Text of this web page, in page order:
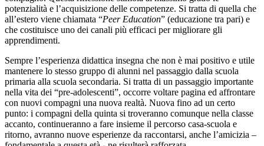
potenzialità e l’acquisizione delle competenze. Si tratta di quella che
all’estero viene chiamata “Peer Education” (educazione tra pari) e
che costituisce uno dei canali più efficaci per migliorare gli
apprendimenti.
Sempre l’esperienza didattica insegna che non è mai positivo e utile
mantenere lo stesso gruppo di alunni nel passaggio dalla scuola
primaria alla scuola secondaria. Si tratta di un passaggio importante
nella vita dei “pre-adolescenti”, occorre voltare pagina ed affrontare
con nuovi compagni una nuova realtà. Nuova fino ad un certo
punto: i compagni della quinta si troveranno comunque nella classe
accanto, continueranno a fare insieme il percorso casa-scuola e
ritorno, avranno nuove esperienze da raccontarsi, anche l’amicizia –